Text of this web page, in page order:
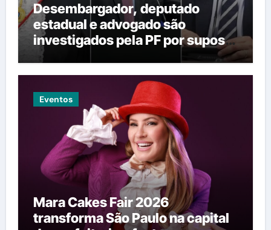
Desembargador, deputado
estadual e advogado são
investigados pela PF por suposta
venda de decisões em Mato
Grosso
Eventos
Mara Cakes Fair 2026
transforma São Paulo na capital